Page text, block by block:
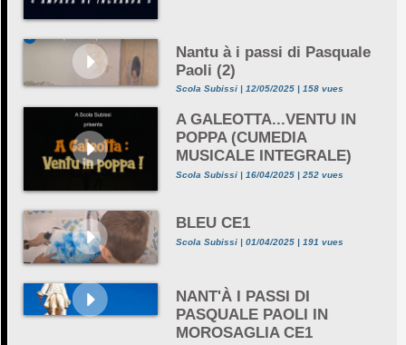
Nantu à i passi di Pasquale
Paoli (2)
Scola Subissi | 12/05/2025 | 158 vues
A GALEOTTA...VENTU IN
POPPA (CUMEDIA
MUSICALE INTEGRALE)
Scola Subissi | 16/04/2025 | 252 vues
BLEU CE1
Scola Subissi | 01/04/2025 | 191 vues
NANT'À I PASSI DI
PASQUALE PAOLI IN
MOROSAGLIA CE1